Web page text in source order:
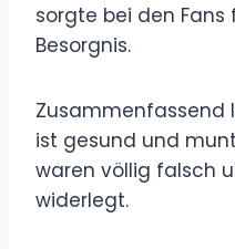
sorgte bei den Fans
Besorgnis.
Zusammenfassend
ist gesund und
waren völlig falsch
widerlegt.